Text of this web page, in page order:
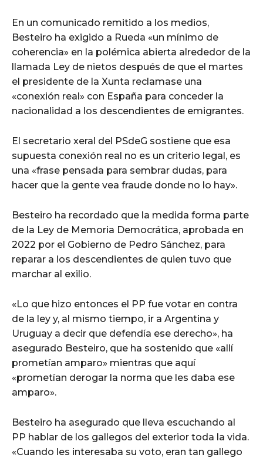
En un comunicado remitido a los medios,
Besteiro ha exigido a Rueda «un mínimo de
coherencia» en la polémica abierta alrededor de la
llamada Ley de nietos después de que el martes
el presidente de la Xunta reclamase una
«conexión real» con España para conceder la
nacionalidad a los descendientes de emigrantes.
El secretario xeral del PSdeG sostiene que esa
supuesta conexión real no es un criterio legal, es
una «frase pensada para sembrar dudas, para
hacer que la gente vea fraude donde no lo hay».
Besteiro ha recordado que la medida forma parte
de la Ley de Memoria Democrática, aprobada en
2022 por el Gobierno de Pedro Sánchez, para
reparar a los descendientes de quien tuvo que
marchar al exilio.
«Lo que hizo entonces el PP fue votar en contra
de la ley y, al mismo tiempo, ir a Argentina y
Uruguay a decir que defendía ese derecho», ha
asegurado Besteiro, que ha sostenido que «allí
prometían amparo» mientras que aquí
«prometían derogar la norma que les daba ese
amparo».
Besteiro ha asegurado que lleva escuchando al
PP hablar de los gallegos del exterior toda la vida.
«Cuando les interesaba su voto, eran tan gallego